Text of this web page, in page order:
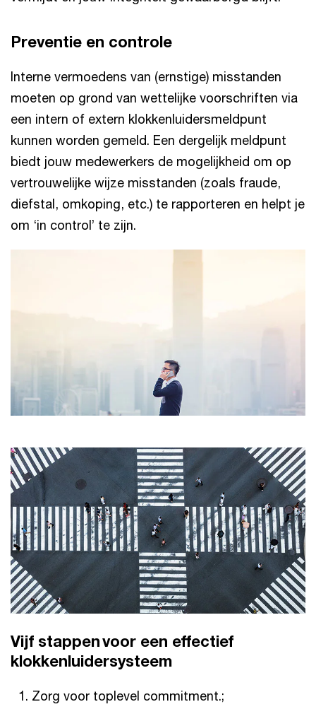
Preventie en controle
Interne vermoedens van (ernstige) misstanden
moeten op grond van wettelijke voorschriften via
een intern of extern klokkenluidersmeldpunt
kunnen worden gemeld. Een dergelijk meldpunt
biedt jouw medewerkers de mogelijkheid om op
vertrouwelijke wijze misstanden (zoals fraude,
diefstal, omkoping, etc.) te rapporteren en helpt je
om ‘in control’ te zijn.
Vijf stappen voor een effectief
klokkenluidersysteem
Zorg voor toplevel commitment.;